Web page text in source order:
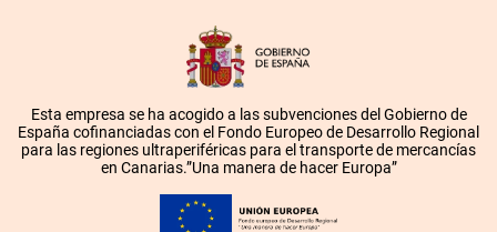
Esta empresa se ha acogido a las subvenciones del Gobierno de
España cofinanciadas con el Fondo Europeo de Desarrollo Regional
para las regiones ultraperiféricas para el transporte de mercancías
en Canarias.”Una manera de hacer Europa”